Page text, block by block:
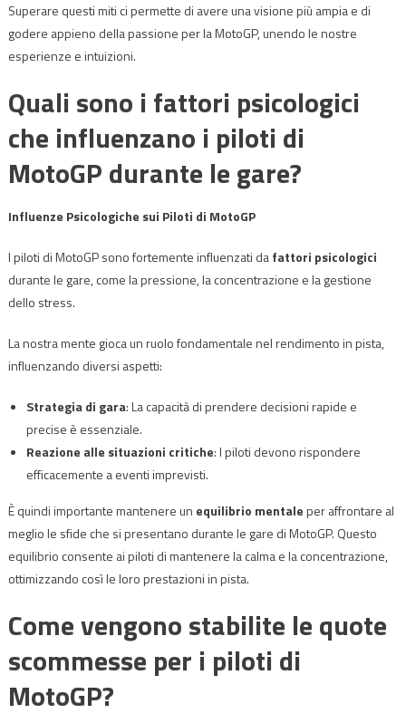
Superare questi miti ci permette di avere una visione più ampia e di
godere appieno della passione per la MotoGP, unendo le nostre
esperienze e intuizioni.
Quali sono i fattori psicologici
che influenzano i piloti di
MotoGP durante le gare?
Influenze Psicologiche sui Piloti di MotoGP
I piloti di MotoGP sono fortemente influenzati dafattori psicologici
durante le gare, come la pressione, la concentrazione e la gestione
dello stress.
La nostra mente gioca un ruolo fondamentale nel rendimento in pista,
influenzando diversi aspetti:
Strategia di gara: La capacità di prendere decisioni rapide e
precise è essenziale.
Reazione alle situazioni critiche: I piloti devono rispondere
efficacemente a eventi imprevisti.
È quindi importante mantenere un equilibrio mentaleper affrontare al
meglio le sfide che si presentano durante le gare di MotoGP. Questo
equilibrio consente ai piloti di mantenere la calma e la concentrazione,
ottimizzando così le loro prestazioni in pista.
Come vengono stabilite le quote
scommesse per i piloti di
MotoGP?